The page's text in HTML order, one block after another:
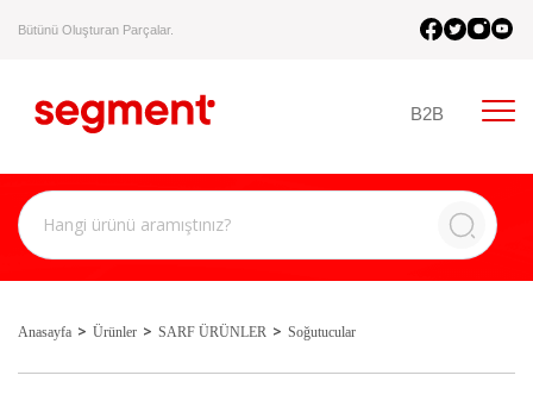
Bütünü Oluşturan Parçalar.
B2B
Anasayfa Ürünler SARF ÜRÜNLER Soğutucular